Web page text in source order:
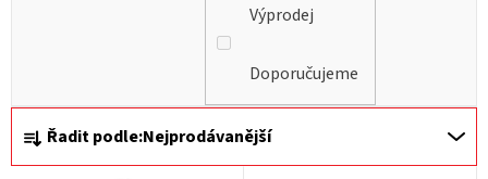
Ř
a
Řadit podle:Nejprodávanější
Výprodej
Doporučujeme